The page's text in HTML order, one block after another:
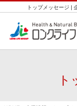
トップメッセージ |
ト